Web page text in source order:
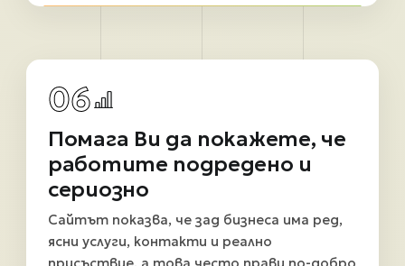
06
Помага Ви да покажете, че
работите подредено и
сериозно
Сайтът показва, че зад бизнеса има ред,
ясни услуги, контакти и реално